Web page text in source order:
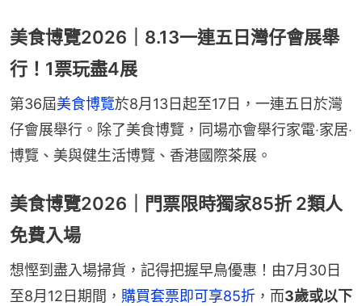
美食博覽2026｜8.13一連五日灣仔會展舉
行！1票玩盡4展
第36屆美食博覽於8月13日起至17日，一連五日於灣
仔會展舉行。除了美食博覽，同場亦會舉行家電‧家居‧
博覽、美與健生活博覽、香港國際茶展。
美食博覽2026｜門票限時獨家85折 2類人
免費入場
想慳到盡入場掃貨，記得把握早鳥優惠！由7月30日
至8月12日期間， 購買套票即可享85折 ，而3歲或以下